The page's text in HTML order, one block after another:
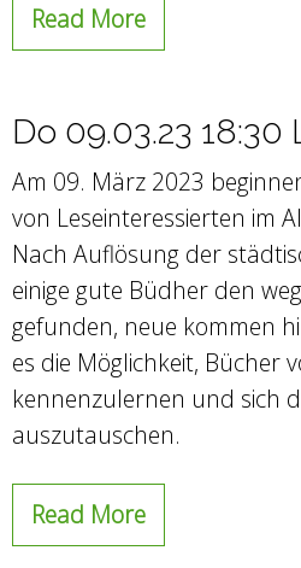
Read More
Do 09.03.23 18:30
Am 09. März 2023
von Leseinteressierten im
Nach Auflösung der
einige gute Büdher den
gefunden, neue kommen
es die Möglichkeit, Bücher
kennenzulernen und sich
auszutauschen.
Read More